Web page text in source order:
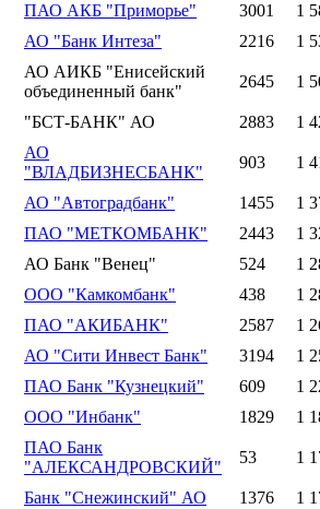
ПАО АКБ "Приморье" 3001
1
АО "Банк Интеза" 2216 1
АО АИКБ "Енисейский
объединенный банк"
2645 1
"БСТ-БАНК" АО 2883 1
АО
"ВЛАДБИЗНЕСБАНК"
903 1
АО "Автоградбанк" 1455
1
ПАО "МЕТКОМБАНК" 2443
1
АО Банк "Венец" 524
1
ООО "Камкомбанк" 438
1
ПАО "АКИБАНК" 2587
1
АО "Сити Инвест Банк" 3194
1
ПАО Банк "Кузнецкий" 609
1
ООО "Инбанк" 1829 1
ПАО Банк
"АЛЕКСАНДРОВСКИЙ"
53 1
Банк "Снежинский" АО 1376
1